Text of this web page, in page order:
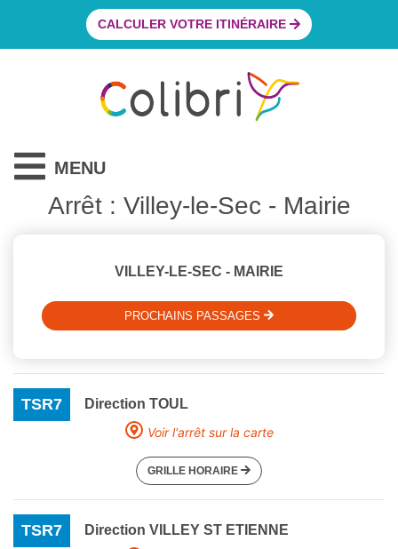
CALCULER VOTRE ITINÉRAIRE
MENU
Arrêt : Villey-le-Sec - Mairie
VILLEY-LE-SEC - MAIRIE
PROCHAINS PASSAGES
TSR7
Direction TOUL
Voir l'arrêt sur la carte
GRILLE HORAIRE
TSR7
Direction VILLEY ST ETIENNE